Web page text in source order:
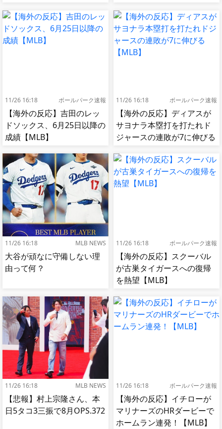
11/26 16:18 ボールパーク速報
【海外の反応】吉田のレッ
ドソックス、6月25日以降の
成績【MLB】
11/26 16:18 ボールパーク速報
【海外の反応】ディアスが
サヨナラ本塁打を打たれド
ジャースの連敗が7に伸びる
11/26 16:18 MLB NEWS
大谷が頑なに守備しない理
由って何？
11/26 16:18 ボールパーク速報
【海外の反応】スクーバル
が古巣タイガースへの復帰
を熱望【MLB】
11/26 16:18 MLB NEWS
【悲報】村上宗隆さん、本
日5タコ3三振で8月OPS.372
11/26 16:18 ボールパーク速報
【海外の反応】イチローが
マリナーズのHRダービーで
ホームラン連発！【MLB】